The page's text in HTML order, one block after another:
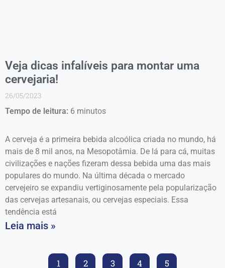
Veja dicas infalíveis para montar uma
cervejaria!
26/05/2023
Tempo de leitura: 6 minutos
A cerveja é a primeira bebida alcoólica criada no mundo, há
mais de 8 mil anos, na Mesopotâmia. De lá para cá, muitas
civilizações e nações fizeram dessa bebida uma das mais
populares do mundo. Na última década o mercado
cervejeiro se expandiu vertiginosamente pela popularização
das cervejas artesanais, ou cervejas especiais. Essa
tendência está
Leia mais »
1 2 3 4 5